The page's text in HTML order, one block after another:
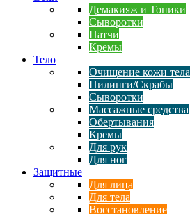
Демакияж и Тоники
Сыворотки
Патчи
Кремы
Тело
Очищение кожи тела
Пилинги/Скрабы
Сыворотки
Массажные средства
Обертывания
Кремы
Для рук
Для ног
Защитные
Для лица
Для тела
Восстановление